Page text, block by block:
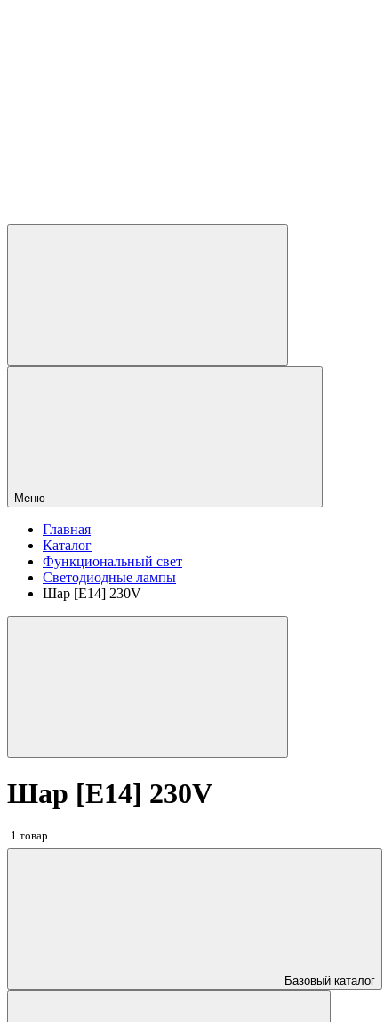
Меню
Главная
Каталог
Функциональный свет
Светодиодные лампы
Шар [E14] 230V
Шар [E14] 230V
1 товар
Базовый каталог